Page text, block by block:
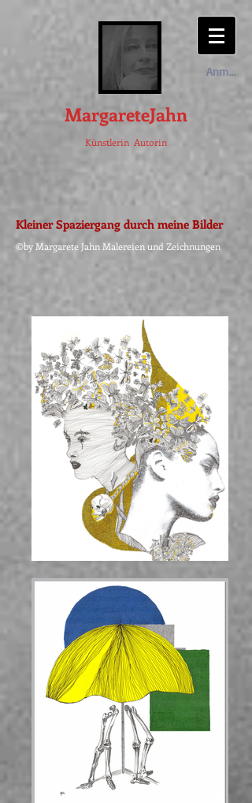
Anmelden
MargareteJahn
Künstlerin Autorin
Kleiner Spaziergang durch meine Bilder
©by Margarete Jahn Malereien und Zeichnungen